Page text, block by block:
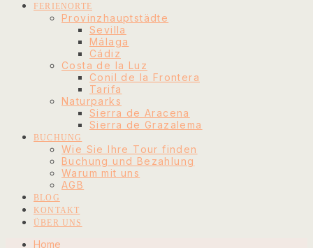
FERIENORTE
Provinzhauptstädte
Sevilla
Málaga
Cádiz
Costa de la Luz
Conil de la Frontera
Tarifa
Naturparks
Sierra de Aracena
Sierra de Grazalema
BUCHUNG
Wie Sie Ihre Tour finden
Buchung und Bezahlung
Warum mit uns
AGB
BLOG
KONTAKT
ÜBER UNS
Home